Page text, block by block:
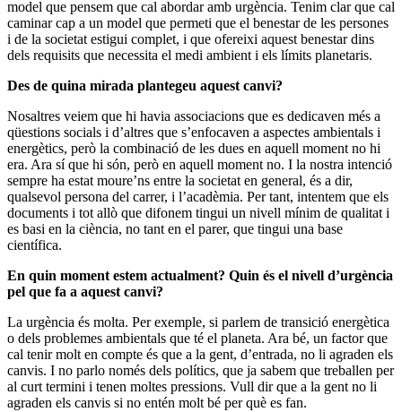
model que pensem que cal abordar amb urgència. Tenim clar que cal
caminar cap a un model que permeti que el benestar de les persones
i de la societat estigui complet, i que ofereixi aquest benestar dins
dels requisits que necessita el medi ambient i els límits planetaris.
Des de quina mirada plantegeu aquest canvi?
Nosaltres veiem que hi havia associacions que es dedicaven més a
qüestions socials i d’altres que s’enfocaven a aspectes ambientals i
energètics, però la combinació de les dues en aquell moment no hi
era. Ara sí que hi són, però en aquell moment no. I la nostra intenció
sempre ha estat moure’ns entre la societat en general, és a dir,
qualsevol persona del carrer, i l’acadèmia. Per tant, intentem que els
documents i tot allò que difonem tingui un nivell mínim de qualitat i
es basi en la ciència, no tant en el parer, que tingui una base
científica.
En quin moment estem actualment? Quin és el nivell d’urgència
pel que fa a aquest canvi?
La urgència és molta. Per exemple, si parlem de transició energètica
o dels problemes ambientals que té el planeta. Ara bé, un factor que
cal tenir molt en compte és que a la gent, d’entrada, no li agraden els
canvis. I no parlo només dels polítics, que ja sabem que treballen per
al curt termini i tenen moltes pressions. Vull dir que a la gent no li
agraden els canvis si no entén molt bé per què es fan.